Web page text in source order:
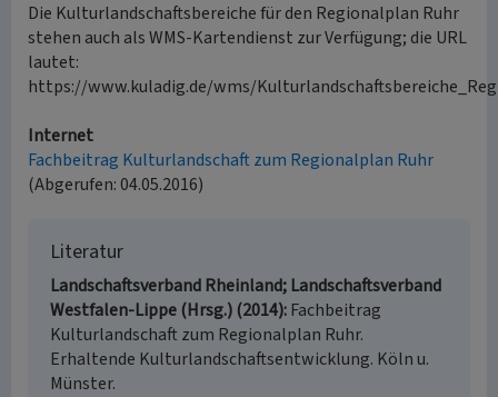
Die Kulturlandschaftsbereiche für den Regionalplan Ruhr
stehen auch als WMS-Kartendienst zur Verfügung; die URL
lautet:
https://www.kuladig.de/wms/
Internet
Fachbeitrag Kulturlandschaft zum Regionalplan Ruhr
(Abgerufen: 04.05.2016)
Literatur
Landschaftsverband Rheinland; Landschaftsverband
Westfalen-Lippe (Hrsg.) (2014) Fachbeitrag
Kulturlandschaft zum Regionalplan Ruhr.
Erhaltende Kulturlandschaftsentwicklung. Köln u.
Münster.